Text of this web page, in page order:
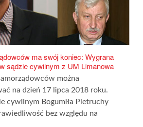
ma swój koniec: Wygrana
sądzie cywilnym z UM Limanowa
można
na dzień 17 lipca 2018 roku.
cywilnym Bogumiła Pietruchy
bez względu na